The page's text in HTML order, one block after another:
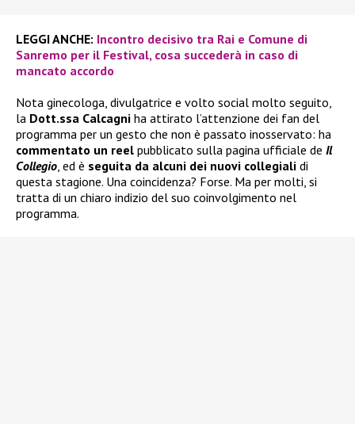
LEGGI ANCHE: Incontro decisivo tra Rai e Comune di
Sanremo per il Festival, cosa succederà in caso di
mancato accordo
Nota ginecologa, divulgatrice e volto social molto seguito,
la Dott.ssa Calcagni ha attirato l’attenzione dei fan del
programma per un gesto che non è passato inosservato: ha
commentato un reel pubblicato sulla pagina ufficiale de Il
Collegio, ed è seguita da alcuni dei nuovi collegiali di
questa stagione. Una coincidenza? Forse. Ma per molti, si
tratta di un chiaro indizio del suo coinvolgimento nel
programma.